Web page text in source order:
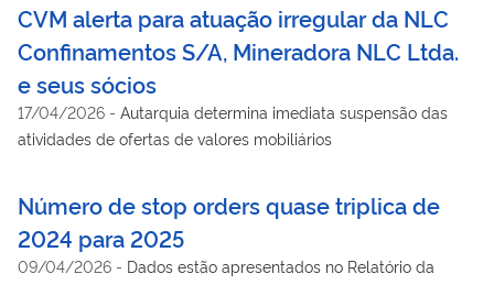
CVM alerta para atuação irregular da NLC
Confinamentos S/A, Mineradora NLC Ltda.
e seus sócios
17/04/2026 - Autarquia determina imediata suspensão das
atividades de ofertas de valores mobiliários
Número de stop orders quase triplica de
2024 para 2025
09/04/2026 - Dados estão apresentados no Relatório da